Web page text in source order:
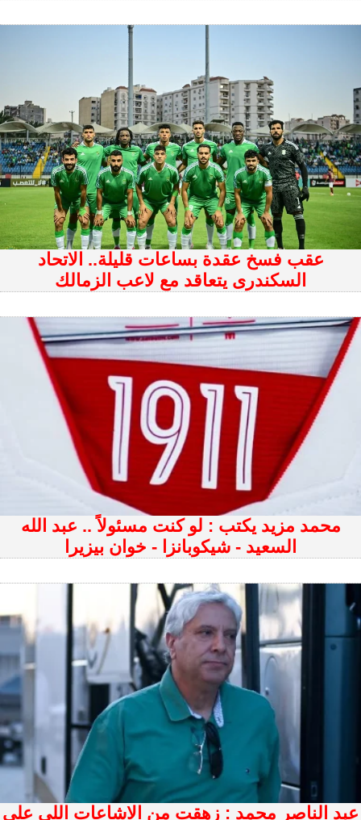
عقب فسخ عقدة بساعات قليلة.. الاتحاد
السكندرى يتعاقد مع لاعب الزمالك
محمد مزيد يكتب : لو كنت مسئولاً .. عبد الله
السعيد - شيكوبانزا - خوان بيزيرا
عبد الناصر محمد : زهقت من الاشاعات اللى على